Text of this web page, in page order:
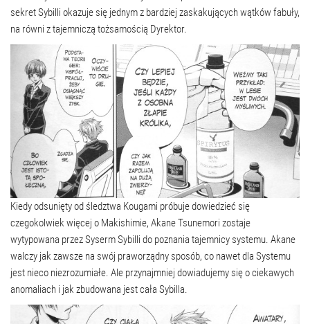
sekret Sybilli okazuje się jednym z bardziej zaskakujących wątków fabuły,
na równi z tajemniczą tożsamością Dyrektor.
Kiedy odsunięty od śledztwa Kougami próbuje dowiedzieć się
czegokolwiek więcej o Makishimie, Akane Tsunemori zostaje
wytypowana przez Syserm Sybilli do poznania tajemnicy systemu. Akane
walczy jak zawsze na swój praworządny sposób, co nawet dla Systemu
jest nieco niezrozumiałe. Ale przynajmniej dowiadujemy się o ciekawych
anomaliach i jak zbudowana jest cała Sybilla.